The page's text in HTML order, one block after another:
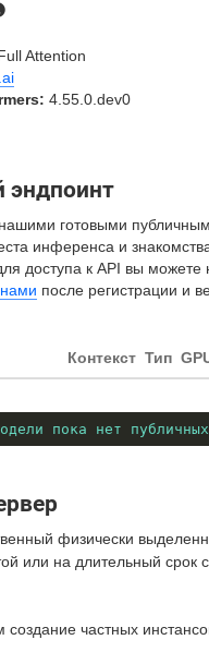
Attention
4.55.0.dev0
эндпоинт
готовыми
инференса и
доступа к API вы можете
после регистрации и
Контекст Тип
пока нет
физически
или на длительный срок
частных